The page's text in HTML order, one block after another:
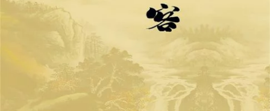
女裝 化妝保養
電子/紙本書
HOT